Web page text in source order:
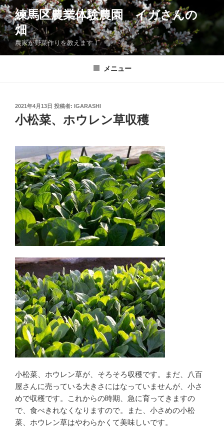
コ
ン
テ
ン
ツ
練馬区農業体験農園 イガさんの
畑
農家が野菜作りを教えます！
メニュー
投
日:
2021年4月13日 投稿者: IGARASHI
小松菜、ホウレン草収穫
小松菜、ホウレン草が、そろそろ収穫です。まだ、八百
屋さんに売っている大きさにはなっていませんが、小さ
めで収穫です。これからの時期、急に育ってきますの
で、食べきれなくなりますので。また、小さめの小松
菜、ホウレン草はやわらかくて美味しいです。